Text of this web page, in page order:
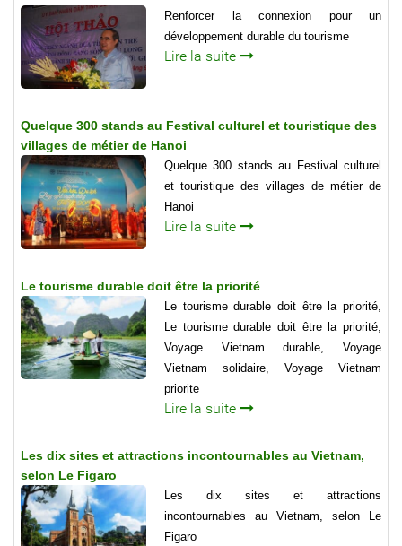
Renforcer la connexion pour un
développement durable du tourisme
Lire la suite
Quelque 300 stands au Festival culturel et touristique des
villages de métier de Hanoi
Quelque 300 stands au Festival culturel
et touristique des villages de métier de
Hanoi
Lire la suite
Le tourisme durable doit être la priorité
Le tourisme durable doit être la priorité,
Le tourisme durable doit être la priorité,
Voyage Vietnam durable, Voyage
Vietnam solidaire, Voyage Vietnam
priorite
Lire la suite
Les dix sites et attractions incontournables au Vietnam,
selon Le Figaro
Les dix sites et attractions
incontournables au Vietnam, selon Le
Figaro